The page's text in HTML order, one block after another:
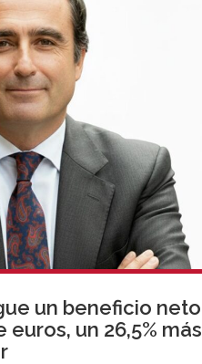
un beneficio neto
euros, un 26,5% más